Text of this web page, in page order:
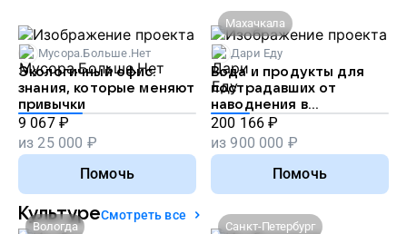
Мусора.Больше.Нет
Экологичный офис:
знания, которые меняют
привычки
9 067 ₽
из25 000 ₽
Помочь
Махачкала
Дари Еду
Вода и продукты для
пострадавших от
наводнения в
Дагестане
200 166 ₽
из 900 000 ₽
Помочь
КультуреСмотреть все
Вологда Санкт-Петербург